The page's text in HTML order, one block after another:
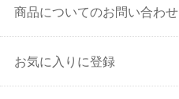
商品についてのお問い合わせ
お気に入りに登録